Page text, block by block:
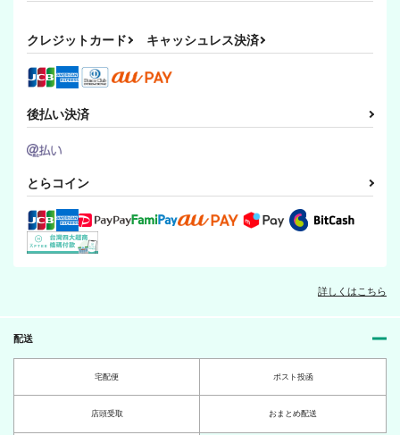
クレジットカード キャッシュレス決済
後払い決済
とらコイン
詳しくはこちら
配送
宅配便 ポスト投函
店頭受取 おまとめ配送